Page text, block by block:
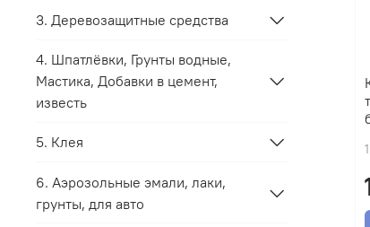
3. Деревозащитные средства
4. Шпатлёвки, Грунты водные,
Мастика, Добавки в цемент,
известь
5. Клея
6. Аэрозольные эмали, лаки,
грунты, для авто